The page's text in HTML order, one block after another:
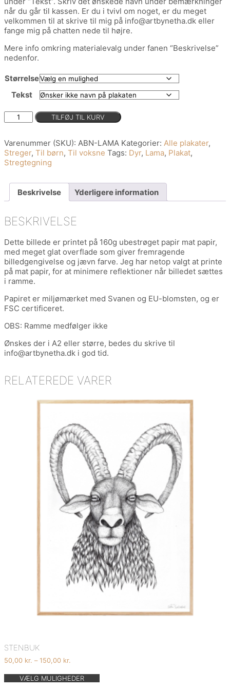
når du går til kassen. Er du i tvivl om noget, er du meget
velkommen til at skrive til mig på info@artbynetha.dk eller
fange mig på chatten nede til højre.
Mere info omkring materialevalg under fanen “Beskrivelse”
nedenfor.
Størrelse
Tekst
Lama
antal
TILFØJ TIL KURV
Varenummer (SKU): ABN-LAMA Kategorier: Alle plakater,
Streger, Til børn, Til voksne Tags: Dyr, Lama, Plakat,
Stregtegning
Beskrivelse Yderligere information
BESKRIVELSE
Dette billede er printet på 160g ubestrøget papir mat papir,
med meget glat overflade som giver fremragende
billedgengivelse og jævn farve. Jeg har netop valgt at printe
på mat papir, for at minimere reflektioner når billedet sættes
i ramme.
Papiret er miljømærket med Svanen og EU-blomsten, og er
FSC certificeret.
OBS: Ramme medfølger ikke
Ønskes der i A2 eller større, bedes du skrive til
info@artbynetha.dk i god tid.
RELATEREDE VARER
STENBUK
50,00 kr. – 150,00 kr.
til
150,00 kr.
VÆLG MULIGHEDER
Dette
vare